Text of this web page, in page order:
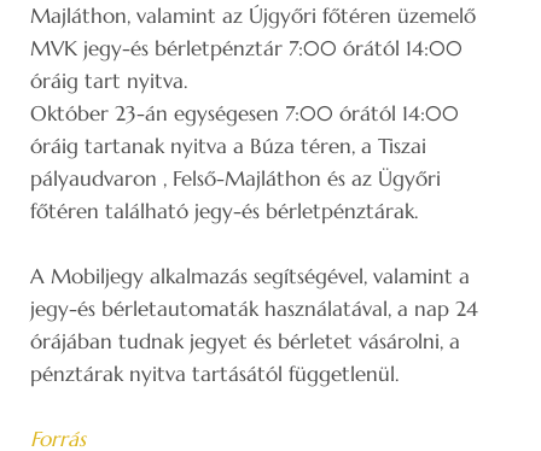
Majláthon, valamint az Újgyőri főtéren üzemelő
MVK jegy-és bérletpénztár 7:00 órától 14:00
óráig tart nyitva.
Október 23-án egységesen 7:00 órától 14:00
óráig tartanak nyitva a Búza téren, a Tiszai
pályaudvaron , Felső-Majláthon és az Ügyőri
főtéren található jegy-és bérletpénztárak.
A Mobiljegy alkalmazás segítségével, valamint a
jegy-és bérletautomaták használatával, a nap 24
órájában tudnak jegyet és bérletet vásárolni, a
pénztárak nyitva tartásától függetlenül.
Forrás